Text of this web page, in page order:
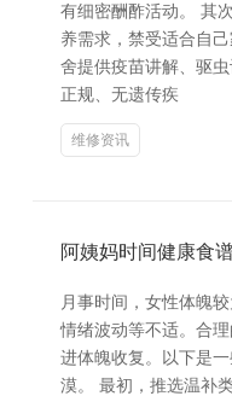
有细密酬酢活动。 其
养需求，禁受适合自
舍提供疫苗讲解、驱
正规、无遗传疾
维修资讯
阿姨妈时间健康食
月事时间，女性体魄
情绪波动等不适。合
进体魄收复。以下是
漠。 最初，推选温补